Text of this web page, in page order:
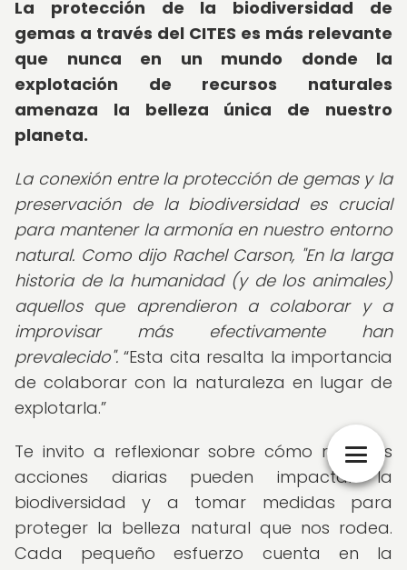
La protección de la biodiversidad de
gemas a través del CITES es más relevante
que nunca en un mundo donde la
explotación de recursos naturales
amenaza la belleza única de nuestro
planeta.
La conexión entre la protección de gemas y la
preservación de la biodiversidad es crucial
para mantener la armonía en nuestro entorno
natural. Como dijo Rachel Carson, "En la larga
historia de la humanidad (y de los animales)
aquellos que aprendieron a colaborar y a
improvisar más efectivamente han
prevalecido". Esta cita resalta la importancia
de colaborar con la naturaleza en lugar de
explotarla.
Te invito a reflexionar sobre cómo nuestras
acciones diarias pueden impactar la
biodiversidad y a tomar medidas para
proteger la belleza natural que nos rodea.
Cada pequeño esfuerzo cuenta en la